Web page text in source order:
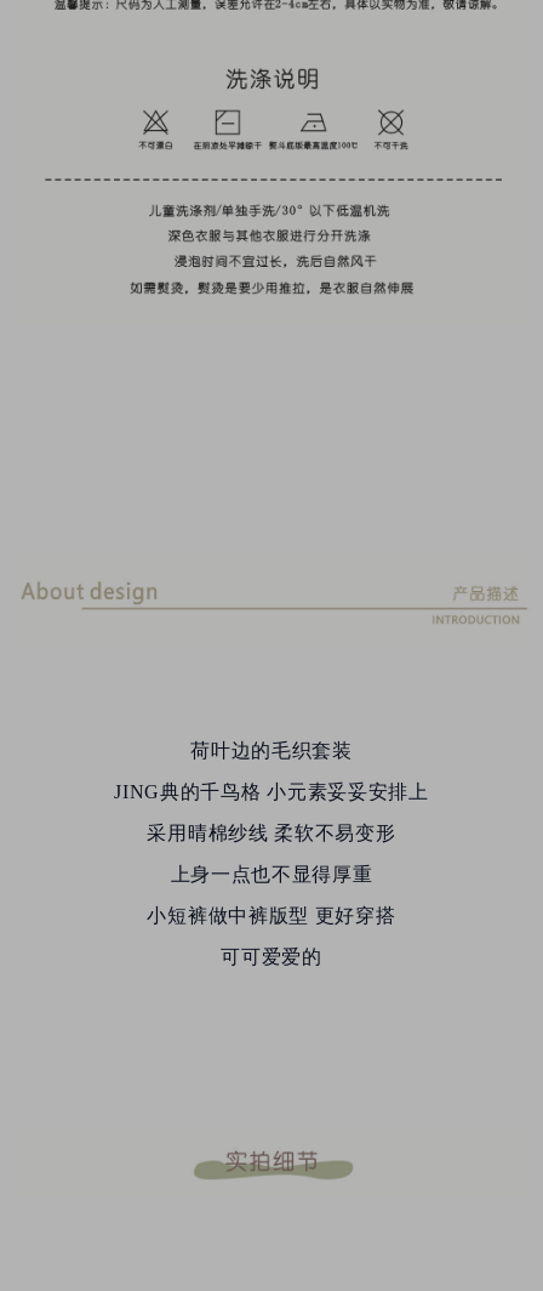
荷叶边的毛织套装
JING典的千鸟格小元素妥妥安排上
采用晴棉纱线 柔软不易变形
上身一点也不显得厚重
小短裤做中裤版型 更好穿搭
可可爱爱的